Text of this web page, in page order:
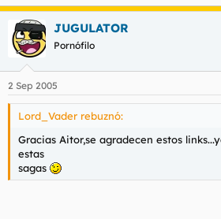
JUGULATOR
Pornófilo
2 Sep 2005
Lord_Vader rebuznó:
Gracias Aitor,se agradecen estos
estas
sagas